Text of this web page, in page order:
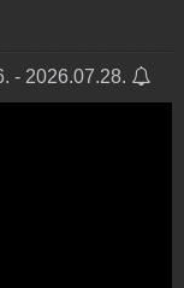
- 2026.07.28.